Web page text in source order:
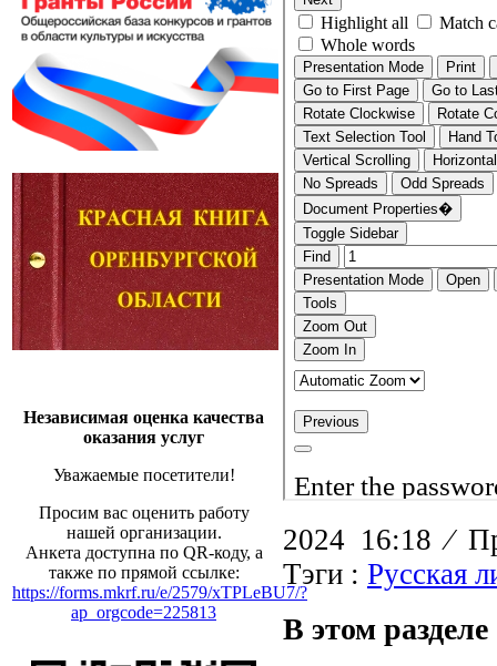
Независимая оценка качества
оказания услуг
Уважаемые посетители!
Просим вас оценить работу
нашей организации.
Анкета доступна по QR-коду, а
также по прямой ссылке:
https://forms.mkrf.ru/e/2579/xTPLeBU7/?
ap_orgcode=225813
2024 16:18⁄
Тэги : Русская
В этом разделе